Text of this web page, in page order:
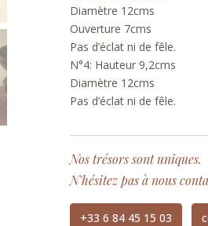
Diamètre 12cms
Ouverture 7cms
Pas d’éclat ni de fêle.
N°4: Hauteur 9,2cms
Diamètre 12cms
Pas d’éclat ni de fêle.
Nos trésors sont uniques.
N'hésitez pas à nous
+33 6 84 45 15 03